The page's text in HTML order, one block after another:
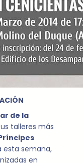
de la
talleres más
esta semana,
en